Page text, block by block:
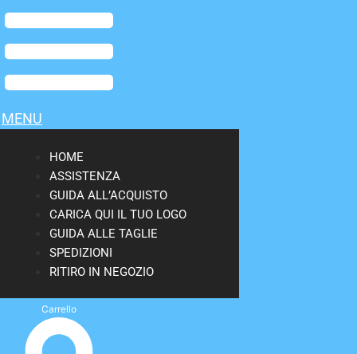
MENU
HOME
ASSISTENZA
GUIDA ALL’ACQUISTO
CARICA QUI IL TUO LOGO
GUIDA ALLE TAGLIE
SPEDIZIONI
RITIRO IN NEGOZIO
Carrello